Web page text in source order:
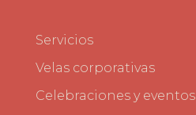
Servicios
Velas corporativas
Celebraciones y eventos